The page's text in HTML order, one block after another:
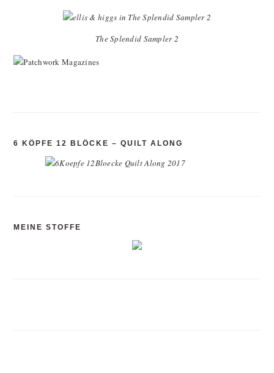
The Splendid Sampler 2
6 KÖPFE 12 BLÖCKE – QUILT ALONG
MEINE STOFFE